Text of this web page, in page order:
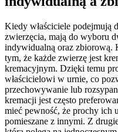
Kiedy właściciele podejmują
zwierzęcia, mają do wyboru
indywidualną oraz zbiorową.
tym, że każde zwierzę jest
kremacyjnym. Dzięki temu
właścicielowi w urnie, co
przechowywanie lub
kremacji jest często
mieć pewność, że prochy ich
pomieszane z innymi. Z